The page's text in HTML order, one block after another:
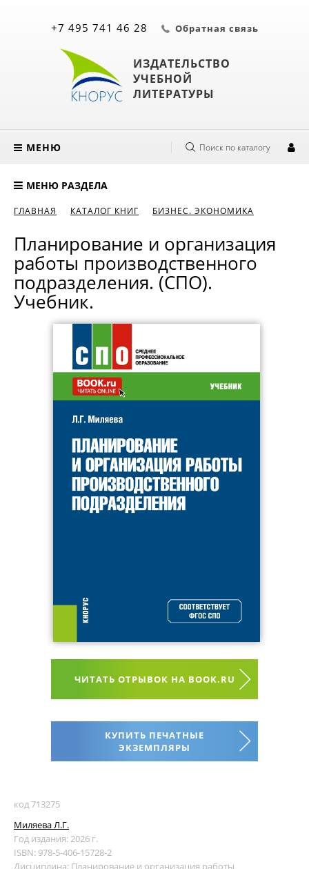
ИЗДАТЕЛЬСТВО
УЧЕБНОЙ
ЛИТЕРАТУРЫ
+7 495 741 46 28 Обратная связь
МЕНЮ Поиск по каталогу
МЕНЮ РАЗДЕЛА
ГЛАВНАЯ КАТАЛОГ КНИГ БИЗНЕС. ЭКОНОМИКА
Планирование и организация
работы производственного
подразделения. (СПО).
Учебник.
ЧИТАТЬ ОТРЫВОК НА BOOK.RU
КУПИТЬ ПЕЧАТНЫЕ
ЭКЗЕМПЛЯРЫ
код 713275
Миляева Л.Г.
Год издания: 2026 г.
ISBN: 978-5-406-15728-2
Дисциплина: Планирование и организация работы